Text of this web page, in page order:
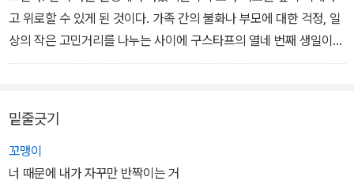
(중략)
“그러니까 엄마랑 아빠의 사춘기구나.”
았다. 지난 몇 주째 저녁마다 다퉜으니까. 마요르카에 사는 엄마의 절
친인 마렌 아줌마가 많이 아프면서부터, 엄마는 인생을 ‘제대로’ 살아
야 한다고 입버릇처럼 말하곤 했다. 아빠와는 도무지 그렇게 살 수가
“야, 너 벙어리야? 어이, 말 좀 해 봐!”
욘테와 엘리아스는 고함을 지르며 킥킥거리더니 번갈아 가면서 트림
마치 늙은 개구리 떼가 꽥꽥거리는 소리와 똑같았다. 녀석들은 계속
트림을 해 대면서 숨이 넘어갈 듯이 웃었다. 문은 얼굴이 시뻘게진 채
이마를 유리창에 딱 붙이고 있었다.
고 위로할 수 있게 된 것이다. 가족 간의 불화나 부모에 대한 걱정, 일
상의 작은 고민거리를 나누는 사이에 구스타프의 열네 번째 생일이
다가온다. 하지만 문은 생일 파티에 오지 않고, 설상가상 몰래 연 파티
구스타프는 여전히 기분이 안 좋았다. 리네는 왜 내가 문을 좋아한다
고 생각할까? 그건 그렇고, 얘는 도대체 어디에 있는 거야? 이 시간에
밑줄긋기
꼬맹이
너 때문에 내가 자꾸만 반짝이는 거